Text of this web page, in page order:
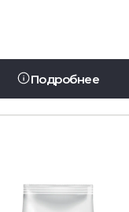
Подробнее